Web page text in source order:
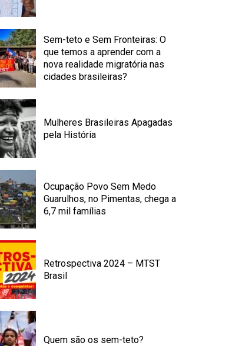
Sem-teto e Sem Fronteiras: O
que temos a aprender com a
nova realidade migratória nas
cidades brasileiras?
Mulheres Brasileiras Apagadas
pela História
Ocupação Povo Sem Medo
Guarulhos, no Pimentas, chega a
6,7 mil famílias
Retrospectiva 2024 – MTST
Brasil
Quem são os sem-teto?